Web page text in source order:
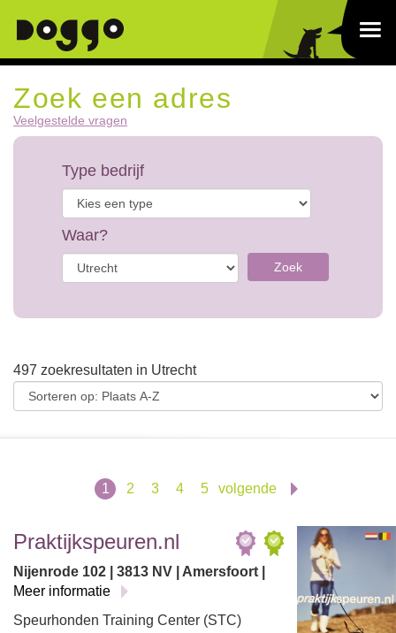
Zoek een adres
Veelgestelde vragen
Type bedrijf
Waar?
Zoek
497 zoekresultaten in Utrecht
1 2 3 4 5 volgende
Praktijkspeuren.nl
Nijenrode 102 | 3813 NV | Amersfoort |
Meer informatie
Speurhonden Training Center (STC)